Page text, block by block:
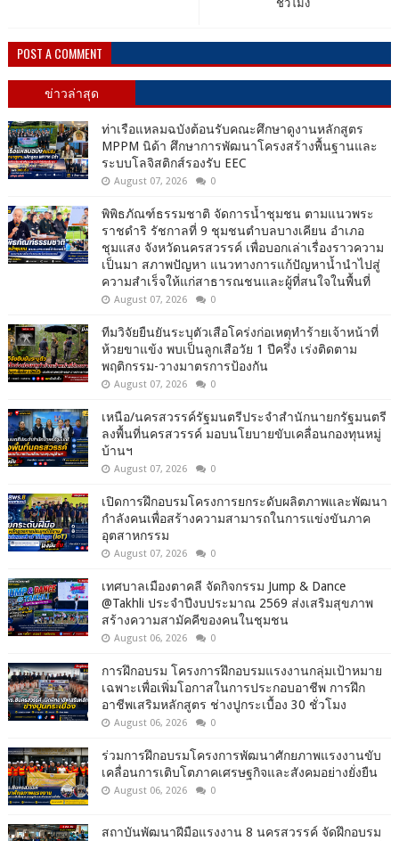
ชั่วโมง
POST A COMMENT
ข่าวล่าสุด
ท่าเรือแหลมฉบังต้อนรับคณะศึกษาดูงานหลักสูตร
MPPM นิด้า ศึกษาการพัฒนาโครงสร้างพื้นฐานและ
ระบบโลจิสติกส์รองรับ EEC
August 07, 2026 0
พิพิธภัณฑ์ธรรมชาติ จัดการน้ำชุมชน ตามแนวพระ
ราชดำริ รัชกาลที่ 9 ชุมชนตำบลบางเคียน อำเภอ
ชุมแสง จังหวัดนครสวรรค์ เพื่อบอกเล่าเรื่องราวความ
เป็นมา สภาพปัญหา แนวทางการแก้ปัญหาน้ำนำไปสู่
ความสำเร็จให้แก่สาธารณชนและผู้ที่สนใจในพื้นที่
August 07, 2026 0
ทีมวิจัยยืนยันระบุตัวเสือโคร่งก่อเหตุทำร้ายเจ้าหน้าที่
ห้วยขาแข้ง พบเป็นลูกเสือวัย 1 ปีครึ่ง เร่งติดตาม
พฤติกรรม-วางมาตรการป้องกัน
August 07, 2026 0
เหนือ/นครสวรรค์รัฐมนตรีประจำสำนักนายกรัฐมนตรี
ลงพื้นที่นครสวรรค์ มอบนโยบายขับเคลื่อนกองทุนหมู่
บ้านฯ
August 07, 2026 0
เปิดการฝึกอบรมโครงการยกระดับผลิตภาพและพัฒนา
กำลังคนเพื่อสร้างความสามารถในการแข่งขันภาค
อุตสาหกรรม
August 07, 2026 0
เทศบาลเมืองตาคลี จัดกิจกรรม Jump & Dance
@Takhli ประจำปีงบประมาณ 2569 ส่งเสริมสุขภาพ
สร้างความสามัคคีของคนในชุมชน
August 06, 2026 0
การฝึกอบรม โครงการฝึกอบรมแรงงานกลุ่มเป้าหมาย
เฉพาะเพื่อเพิ่มโอกาสในการประกอบอาชีพ การฝึก
อาชีพเสริมหลักสูตร ช่างปูกระเบื้อง 30 ชั่วโมง
August 06, 2026 0
ร่วมการฝึกอบรมโครงการพัฒนาศักยภาพแรงงานขับ
เคลื่อนการเติบโตภาคเศรษฐกิจและสังคมอย่างยั่งยืน
August 06, 2026 0
สถาบันพัฒนาฝีมือแรงงาน 8 นครสวรรค์ จัดฝึกอบรม